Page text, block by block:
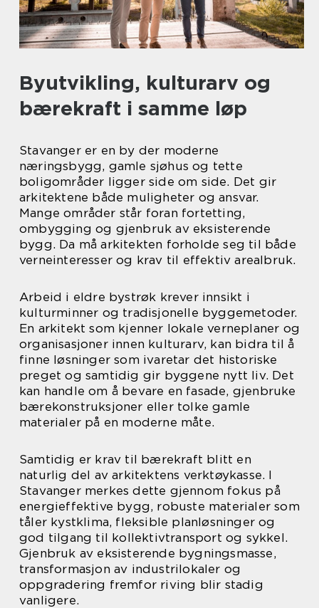
Byutvikling, kulturarv og
bærekraft i samme løp
Stavanger er en by der moderne
næringsbygg, gamle sjøhus og tette
boligområder ligger side om side. Det gir
arkitektene både muligheter og ansvar.
Mange områder står foran fortetting,
ombygging og gjenbruk av eksisterende
bygg. Da må arkitekten forholde seg til både
verneinteresser og krav til effektiv arealbruk.
Arbeid i eldre bystrøk krever innsikt i
kulturminner og tradisjonelle byggemetoder.
En arkitekt som kjenner lokale verneplaner og
organisasjoner innen kulturarv, kan bidra til å
finne løsninger som ivaretar det historiske
preget og samtidig gir byggene nytt liv. Det
kan handle om å bevare en fasade, gjenbruke
bærekonstruksjoner eller tolke gamle
materialer på en moderne måte.
Samtidig er krav til bærekraft blitt en
naturlig del av arkitektens verktøykasse. I
Stavanger merkes dette gjennom fokus på
energieffektive bygg, robuste materialer som
tåler kystklima, fleksible planløsninger og
god tilgang til kollektivtransport og sykkel.
Gjenbruk av eksisterende bygningsmasse,
transformasjon av industrilokaler og
oppgradering fremfor riving blir stadig
vanligere.